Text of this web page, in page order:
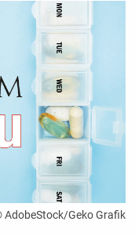
AdobeStock/Geko Grafik